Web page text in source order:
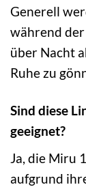
Generell
während
über Nacht
Ruhe zu
Sind diese
geeignet?
Ja, die Miru
aufgrund